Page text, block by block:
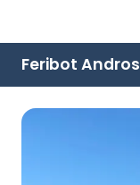
Feribot